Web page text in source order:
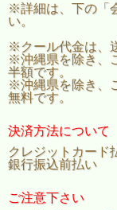
※詳細は、下の「
い。
※クール代金は、
※沖縄県を除き、
半額です。
※沖縄県を除き、
無料です。
決済方法について
クレジットカード
銀行振込前払い
ご注意下さい